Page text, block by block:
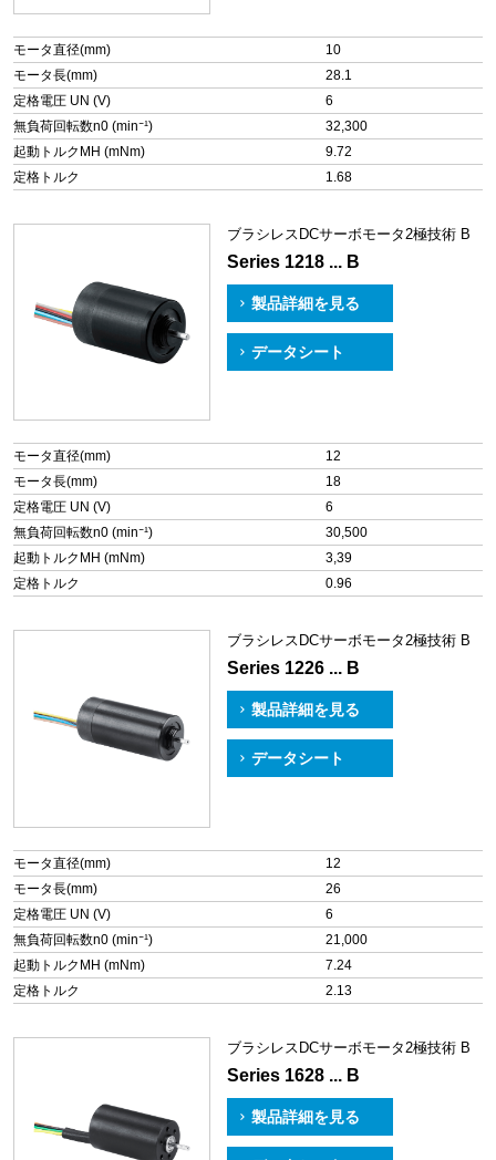
モータ直径(mm)
10
モータ長(mm)
28.1
定格電圧 UN (V)
6
無負荷回転数n0 (min⁻¹)
32,300
起動トルクMH (mNm)
9.72
定格トルク
1.68
ブラシレスDCサーボモータ2極技術 B
Series 1218 ... B
製品詳細を見る
データシート
モータ直径(mm)
12
モータ長(mm)
18
定格電圧 UN (V)
6
無負荷回転数n0 (min⁻¹)
30,500
起動トルクMH (mNm)
3,39
定格トルク
0.96
ブラシレスDCサーボモータ2極技術 B
Series 1226 ... B
製品詳細を見る
データシート
モータ直径(mm)
12
モータ長(mm)
26
定格電圧 UN (V)
6
無負荷回転数n0 (min⁻¹)
21,000
起動トルクMH (mNm)
7.24
定格トルク
2.13
ブラシレスDCサーボモータ2極技術 B
Series 1628 ... B
製品詳細を見る